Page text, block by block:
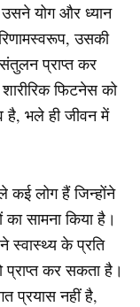
योग और ध्यान
उसकी
प्राप्त कर
फिटनेस को
है, भले ही जीवन में
कई लोग हैं जिन्होंने
का सामना किया है।
स्वास्थ्य के प्रति
कर सकता है।
प्रयास नहीं है,